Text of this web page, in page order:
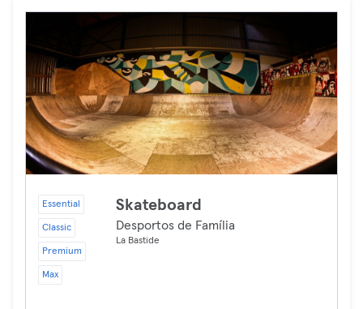
Essential
Classic
Premium
Max
Skateboard
Desportos de Família
La Bastide